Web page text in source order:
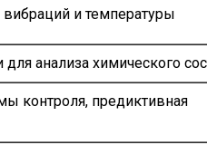
и температуры
анализа химического
контроля, предиктивная